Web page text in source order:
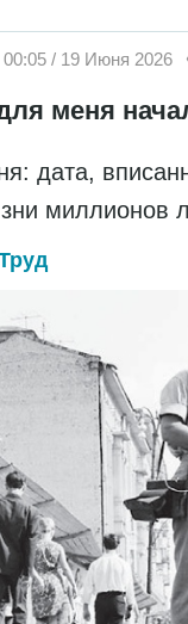
00:05 / 19 Июня 2026
меня
дата,
миллионов